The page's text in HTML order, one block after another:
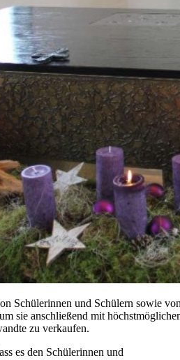
Schülerinnen und Schülern sowie
sie anschließend mit
zu verkaufen.
es den Schülerinnen und